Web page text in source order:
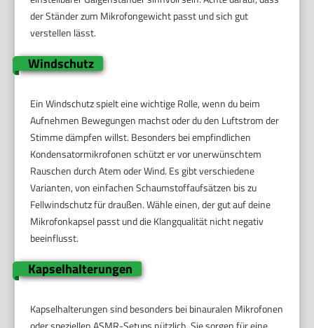
der Ständer zum Mikrofongewicht passt und sich gut
verstellen lässt.
Windschutz
Ein Windschutz spielt eine wichtige Rolle, wenn du beim
Aufnehmen Bewegungen machst oder du den Luftstrom der
Stimme dämpfen willst. Besonders bei empfindlichen
Kondensatormikrofonen schützt er vor unerwünschtem
Rauschen durch Atem oder Wind. Es gibt verschiedene
Varianten, von einfachen Schaumstoffaufsätzen bis zu
Fellwindschutz für draußen. Wähle einen, der gut auf deine
Mikrofonkapsel passt und die Klangqualität nicht negativ
beeinflusst.
Kapselhalterungen
Kapselhalterungen sind besonders bei binauralen Mikrofonen